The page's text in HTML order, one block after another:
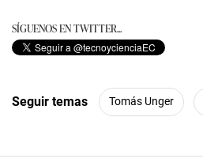
SÍGUENOS EN TWITTER...
Seguir temas Tomás Unger